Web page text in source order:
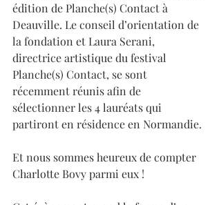
édition de Planche(s) Contact à
Deauville. Le conseil d’orientation de
la fondation et Laura Serani,
directrice artistique du festival
Planche(s) Contact, se sont
récemment réunis afin de
sélectionner les 4 lauréats qui
partiront en résidence en Normandie.
Et nous sommes heureux de compter
Charlotte Bovy parmi eux !